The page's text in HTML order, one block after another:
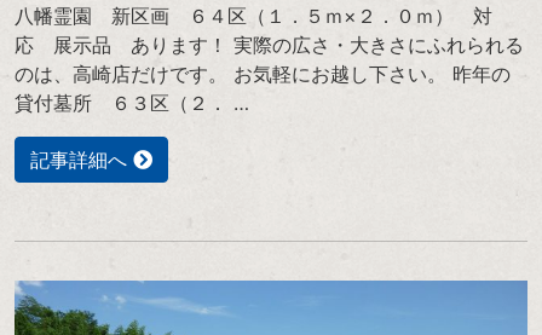
八幡霊園 新区画 ６４区（１．５ｍ×２．０ｍ） 対
応 展示品 あります！ 実際の広さ・大きさにふれられる
のは、高崎店だけです。 お気軽にお越し下さい。 昨年の
貸付墓所 ６３区（２． …
記事詳細へ